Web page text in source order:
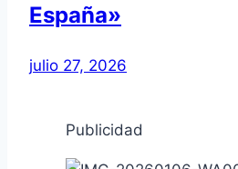
España»
julio 27, 2026
Publicidad